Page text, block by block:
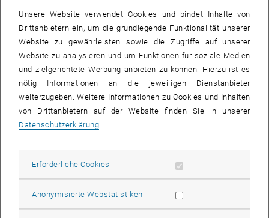
ein positiver Befund vorliegen, so werden Sie vom Roten Kreuz
sofort verständigt. Außerdem gibt es die Möglichkeit, bei jeder
Blutspende einen „kleinen Befund“ zu erhalten, wenn man diesen
Punkt auf dem Fragebogen ankreuzt.
Wenn Sie 3 x pro Jahr Blut spenden, so haben Sie die Möglichkeit,
ein kostenloses, großes Blutbild in der Blutspendezentrale
machen zu lassen. Weitere Informationen dazu finden Siehier.
Das gute Gefühl einem Menschen in Not mit wenig Aufwand
helfen zu können. Im Laufe seines Lebens benötigt fast jeder
Ablauf der Blutspende
Ausfüllen des Fragebogens (ca. 5 Minuten)
Testen + Arztaufklärung (ca. 5 Minuten)
Unsere Website verwendet Cookies und bindet Inhalte von
Drittanbietern ein, um die grundlegende Funktionalität unserer
Website zu gewährleisten sowie die Zugriffe auf unserer
Website zu analysieren und um Funktionen für soziale Medien
und zielgerichtete Werbung anbieten zu können. Hierzu ist es
nötig Informationen an die jeweiligen Dienstanbieter
weiterzugeben. Weitere Informationen zu Cookies und Inhalten
von Drittanbietern auf der Website finden Sie in unserer
Datenschutzerklärung
Erforderliche Cookies Erforderliche Cookies zulassen
Anonymisierte WebstatistikenStatistik Cookies zulassen